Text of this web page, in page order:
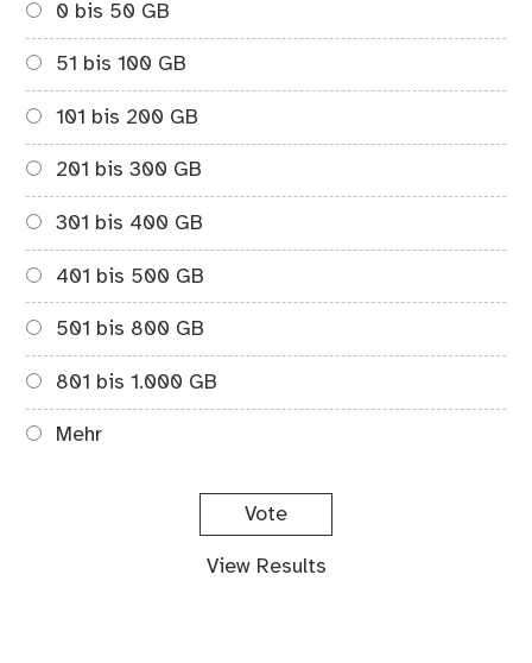
0 bis 50 GB
51 bis 100 GB
101 bis 200 GB
201 bis 300 GB
301 bis 400 GB
401 bis 500 GB
501 bis 800 GB
801 bis 1.000 GB
Mehr
View Results